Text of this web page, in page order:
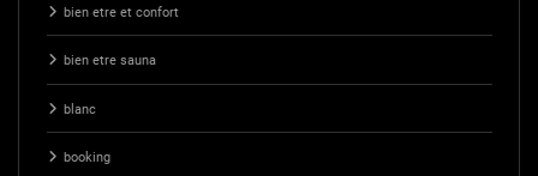
bien etre et confort
bien etre sauna
blanc
booking